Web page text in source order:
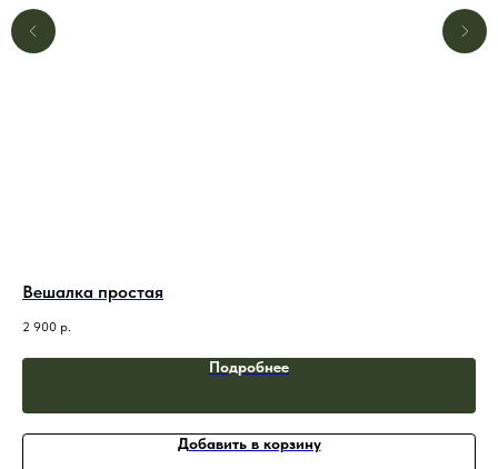
Вешалка простая
2 900 р.
Подробнее
Добавить в корзину